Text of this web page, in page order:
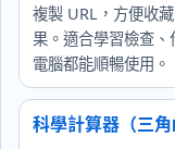
複製 URL，方便收
果。適合學習檢查
電腦都能順暢使用。
科學計算器（三角